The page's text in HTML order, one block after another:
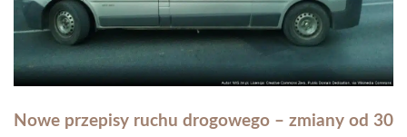
Nowe przepisy ruchu drogowego – zmiany od 30